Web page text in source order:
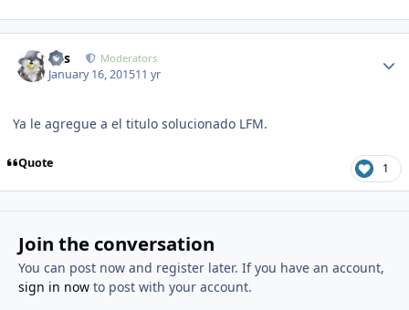
luis Moderators
January 16, 201511 yr
Ya le agregue a el titulo solucionado LFM.
Quote 1
Join the conversation
You can post now and register later. If you have an account,
sign in nowto post with your account.